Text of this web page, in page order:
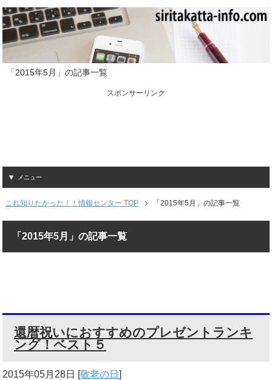
「2015年5月」の記事一覧
スポンサーリンク
メニュー
これ知りたかった！！情報センター TOP 「2015年5月」の記事一覧
「2015年5月」の記事一覧
還暦祝いにおすすめのプレゼントランキ
ング！ベスト５
2015年05月28日 [敬老の日]